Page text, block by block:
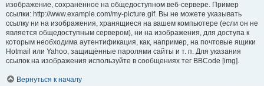
изображение, сохранённое на общедоступном веб-сервере. Пример
ссылки: http://www.example.com/my-picture.gif. Вы не можете указывать
ссылку ни на изображения, хранящиеся на вашем компьютере (если он не
является общедоступным сервером), ни на изображения, для доступа к
которым необходима аутентификация, как, например, на почтовые ящики
Hotmail или Yahoo, защищённые паролями сайты и т. п. Для указания
ссылок на изображения используйте в сообщениях тег BBCode [img].
Вернуться к началу